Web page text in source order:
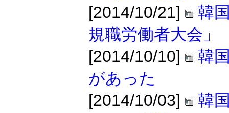
[2014/10/21]
韓
規職労働者大会」
[2014/10/10]
韓
があった
[2014/10/03]
韓